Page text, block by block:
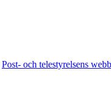
Post- och telestyrelsens